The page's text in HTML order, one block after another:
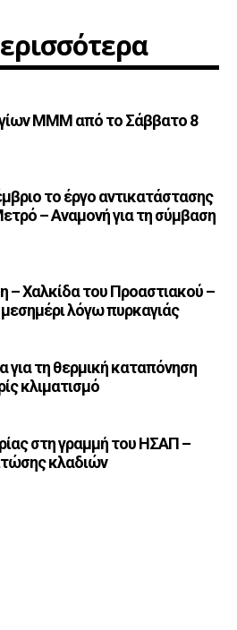
ΜΜΜ από το Σάββατο 8
το έργο αντικατάστασης
– Αναμονή για τη σύμβαση
– Χαλκίδα του Προαστιακού –
λόγω πυρκαγιάς
για τη θερμική καταπόνηση
κλιματισμό
στη γραμμή του ΗΣΑΠ –
κλαδιών